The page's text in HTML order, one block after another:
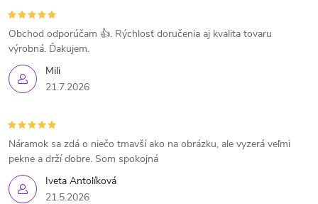
Mili
21.7.2026
Obchod odporúčam 👍. Rýchlosť doručenia aj kvalita tovaru
výrobná. Ďakujem.
Iveta Antolíková
21.5.2026
Náramok sa zdá o niečo tmavší ako na obrázku, ale vyzerá veľmi
pekne a drží dobre. Som spokojná